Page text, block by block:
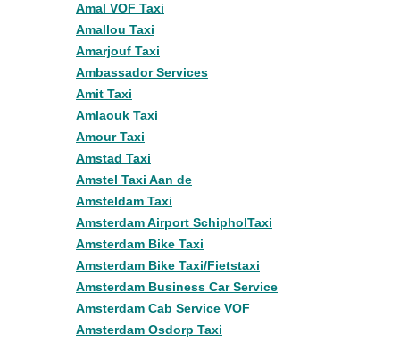
Amal VOF Taxi
Amallou Taxi
Amarjouf Taxi
Ambassador Services
Amit Taxi
Amlaouk Taxi
Amour Taxi
Amstad Taxi
Amstel Taxi Aan de
Amsteldam Taxi
Amsterdam Airport SchipholTaxi
Amsterdam Bike Taxi
Amsterdam Bike Taxi/Fietstaxi
Amsterdam Business Car Service
Amsterdam Cab Service VOF
Amsterdam Osdorp Taxi